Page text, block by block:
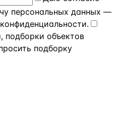
персональных данных —
.
подборки объектов
подборку